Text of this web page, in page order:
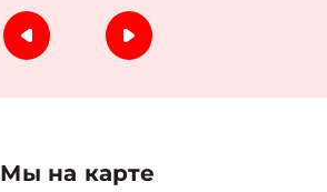
Мы на карте